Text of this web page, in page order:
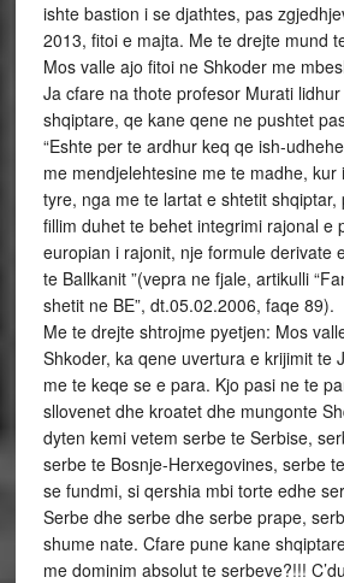
ishte bastion i se djathtes, pas
2013, fitoi e majta. Me te drejte mund
Mos valle ajo fitoi ne Shkoder me
Ja cfare na thote profesor Murati
shqiptare, qe kane qene ne pushtet
“Eshte per te ardhur keq qe ish-
me mendjelehtesine me te madhe, kur
tyre, nga me te lartat e shtetit shqiptar,
fillim duhet te behet integrimi rajonal e
europian i rajonit, nje formule derivate
te Ballkanit ”(vepra ne fjale, artikulli
shetit ne BE”, dt.05.02.2006, faqe 89).
Me te drejte shtrojme pyetjen: Mos
Shkoder, ka qene uvertura e krijimit te
me te keqe se e para. Kjo pasi ne te
sllovenet dhe kroatet dhe mungonte
dyten kemi vetem serbe te Serbise,
serbe te Bosnje-Herxegovines, serbe
se fundmi, si qershia mbi torte edhe
Serbe dhe serbe dhe serbe prape,
shume nate. Cfare pune kane
me dominim absolut te serbeve?!!!